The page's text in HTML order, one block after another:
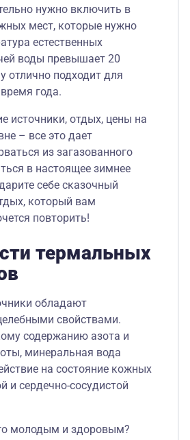
нужно включить в
мест, которые нужно
естественных
воды превышает 20
отлично подходит для
года.
источники, отдых, цены на
– все это дает
из загазованного
в настоящее зимнее
себе сказочный
который вам
повторить!
термальных
обладают
свойствами.
содержанию азота и
минеральная вода
на состояние кожных
и сердечно-сосудистой
молодым и здоровым?